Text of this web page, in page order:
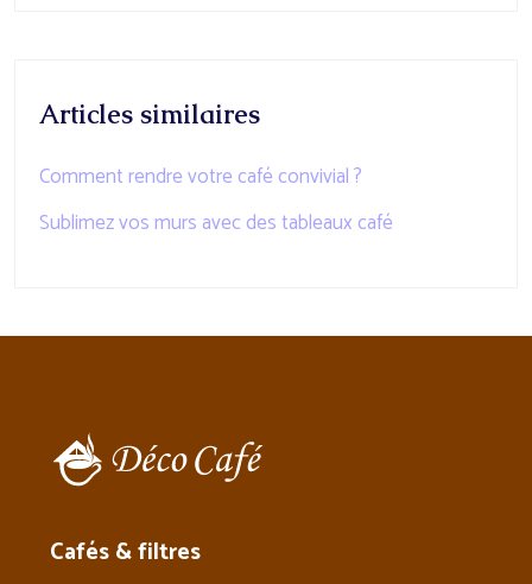
Articles similaires
Comment rendre votre café convivial ?
Sublimez vos murs avec des tableaux café
Cafés & filtres